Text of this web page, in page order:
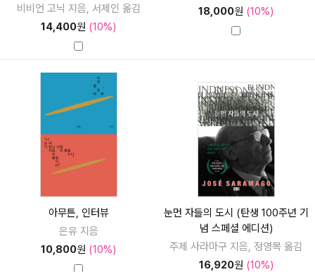
비비언 고닉 지음, 서제인 옮김
14,400원 (10%)
18,000원 (10%)
아무튼, 인터뷰
은유 지음
10,800원 (10%)
눈먼 자들의 도시 (탄생 100주년 기
념 스페셜 에디션)
주제 사라마구 지음, 정영목 옮김
16,920원 (10%)